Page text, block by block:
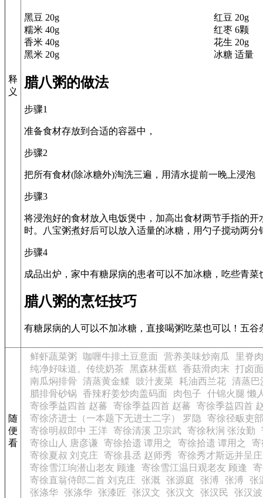
释
义
黑豆 20g
红豆 20g
糯米 40g
红枣 6颗
香米 40g
花生 20g
黑米 20g
冰糖 适量
腊八粥的做法
步骤1
准备食材存放到合适的容器中，
步骤2
把所有食材(除冰糖外)淘洗三遍，用清水提前一晚上浸泡
步骤3
将浸泡好的食材放入电饭煲中，加高出食材两节手指的
时。八宝粥煮好后可以放入适量的冰糖，用勺子搅动两
步骤4
成品出炉，家中有糖尿病的患者可以不加冰糖，吃些青菜
腊八粥的烹饪技巧
有糖尿病的人可以不加冰糖，直接喝粥吃菜也可以！五谷
随
便
看
鲜虾蔬菜粥 咖喱牛排土豆意面 营养美味炒南瓜
里脊
纯净好味道。传统奶茶
黑森林蛋糕 香菇滑肉末
打卤面
南瓜焖排骨
清蒸黄金鲽 豉汁麦菜 耗油西兰花 清蒸巴
腊排骨砂锅
香辣籽姜炒肉盖码面 肉包子
什锦火腿 懒
寄徐季益四首 赵蕃
寄徐季益四首 赵蕃
寄徐季益四首
寄徐济进士（一本题下无进士二字） 罗隐
寄徐径畈吏
寄徐明叔郎中 王洋
寄徐清溪 卫宗武 寄徐秋涧 张汝勤
寄徐山人 唐彦谦
寄徐拾遗 谭用之 寄徐拾遗 谭用之
寄
寄徐夏叔 刘克庄
寄徐县丞 赵师秀
寄徐秀才斯远并呈
寄徐雪江珦潜山老友 顾逢
寄徐雪江温日观老友 顾逢
寄徐直翁侍郎二首 刘克庄
张溉 张源庭 张溥 张溥
张
张涤华 张涤华 张漆匠 张汉文 张汉文 张汉民
张汉波